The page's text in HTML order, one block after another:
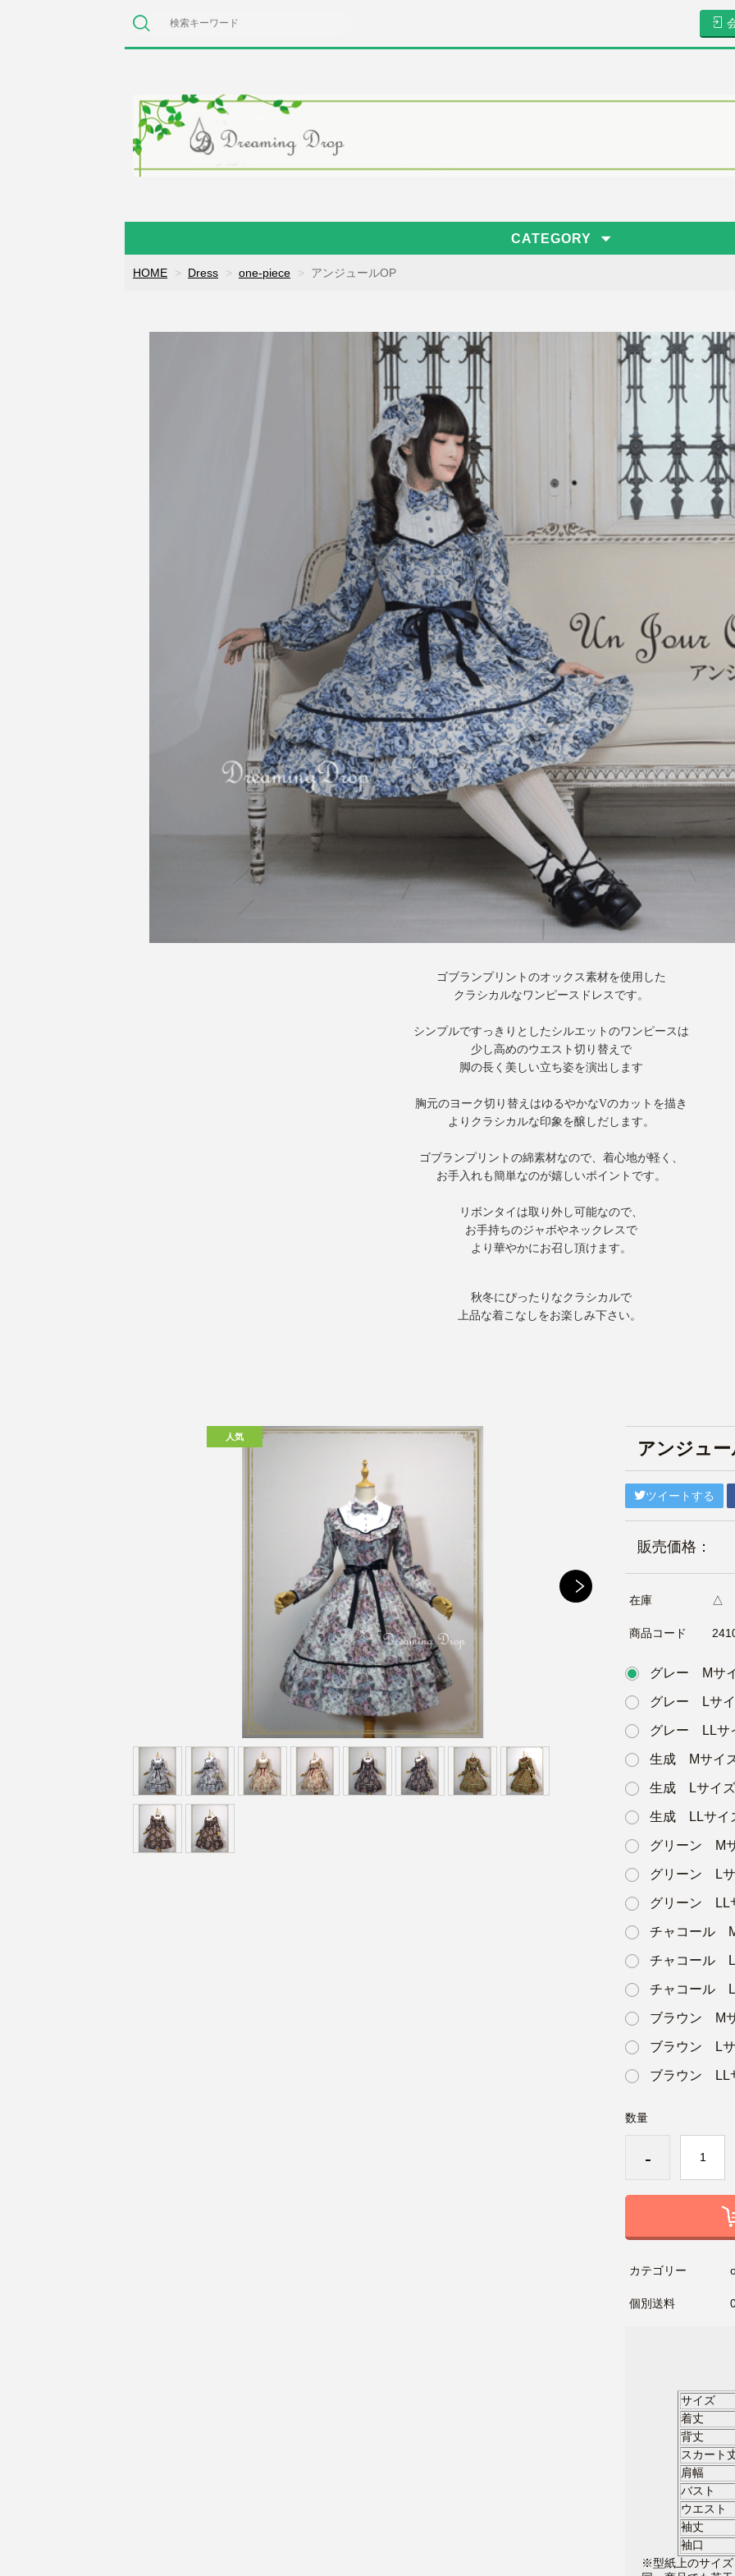
CATEGORY
HOME Dress one-piece アンジュールOP
ゴブランプリントのオックス素材を使用した
クラシカルなワンピースドレスです。
シンプルですっきりとしたシルエットのワンピースは
少し高めのウエスト切り替えで
脚の長く美しい立ち姿を演出します
胸元のヨーク切り替えはゆるやかなVのカットを描き
よりクラシカルな印象を醸しだします。
ゴブランプリントの綿素材なので、着心地が軽く、
お手入れも簡単なのが嬉しいポイントです。
リボンタイは取り外し可能なので、
お手持ちのジャボやネックレスで
より華やかにお召し頂けます。
秋冬にぴったりなクラシカルで
上品な着こなしをお楽しみ下さい。
アンジュ
ツイートする
販売価格：
在庫 △
商品コード
グレー Mサ
グレー Lサ
グレー LLサ
生成 Mサイ
生成 Lサイズ
生成 LLサイ
グリーン M
グリーン L
グリーン LL
チャコール
チャコール
チャコール
ブラウン M
ブラウン L
ブラウン LL
数量
-
カテゴリー
個別送料
サ
着丈
背丈
スカート
肩幅
バスト
ウエスト
袖丈
袖口
※型紙上のサイ